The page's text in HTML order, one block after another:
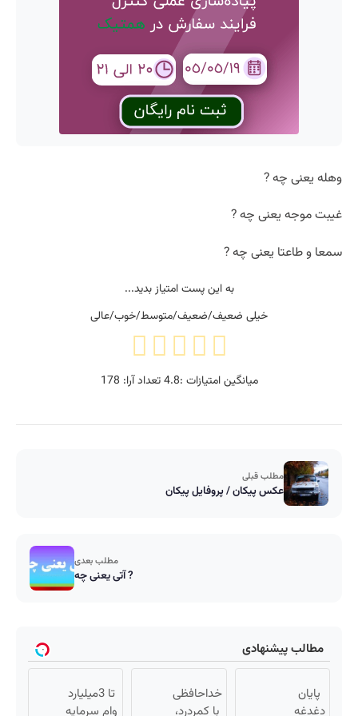
وهله یعنی چه ?
غیبت موجه یعنی چه ?
سمعا و طاعتا یعنی چه ?
به این پست امتیاز بدید...
خیلی ضعیف/ضعیف/متوسط/خوب/عالی
میانگین امتیازات :4.8تعداد آرا: 178
مطلب قبلی
عکس پیکان / پروفایل پیکان
مطلب بعدی
آتی یعنی چه ?
مطالب پیشنهادی
پایان
دغدغه
خداحافظی
با کمردرد،
تا 3میلیارد
وام سرمایه